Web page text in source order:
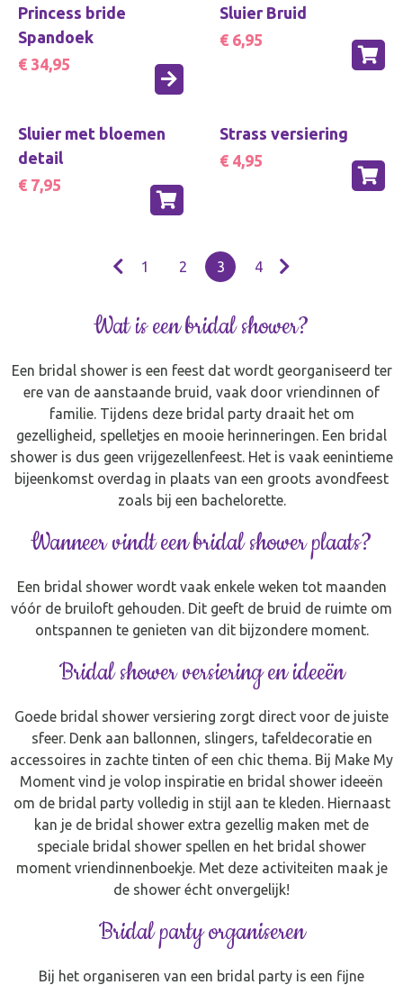
Princess bride
Spandoek
€ 34,95
Sluier Bruid
€ 6,95
Sluier met bloemen
detail
€ 7,95
Strass versiering
€ 4,95
1 2 3 4
Wat is een bridal shower?
Een bridal shower is een feest dat wordt georganiseerd ter
ere van de aanstaande bruid, vaak door vriendinnen of
familie. Tijdens deze bridal party draait het om
gezelligheid, spelletjes en mooie herinneringen. Een bridal
shower is dus geen vrijgezellenfeest. Het is vaak eenintieme
bijeenkomst overdag in plaats van een groots avondfeest
zoals bij een bachelorette.
Wanneer vindt een bridal shower plaats?
Een bridal shower wordt vaak enkele weken tot maanden
vóór de bruiloft gehouden. Dit geeft de bruid de ruimte om
ontspannen te genieten van dit bijzondere moment.
Bridal shower versiering en ideeën
Goede bridal shower versiering zorgt direct voor de juiste
sfeer. Denk aan ballonnen, slingers, tafeldecoratie en
accessoires in zachte tinten of een chic thema. Bij Make My
Moment vind je volop inspiratie en bridal shower ideeën
om de bridal party volledig in stijl aan te kleden. Hiernaast
kan je de bridal shower extra gezellig maken met de
speciale bridal shower spellen en het bridal shower
moment vriendinnenboekje. Met deze activiteiten maak je
de shower écht onvergelijk!
Bridal party organiseren
Bij het organiseren van een bridal party is een fijne